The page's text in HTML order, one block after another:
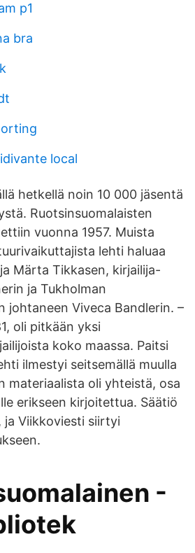
p1
bra
local
hetkellä noin 10 000 jäsentä
Ruotsinsuomalaisten
vuonna 1957. Muista
lehti haluaa
Märta Tikkasen, kirjailija-
ja Tukholman
johtaneen Viveca Bandlerin. –
oli pitkään yksi
koko maassa. Paitsi
ilmestyi seitsemällä muulla
materiaalista oli yhteistä, osa
erikseen kirjoitettua. Säätiö
ja Viikkoviesti siirtyi
-